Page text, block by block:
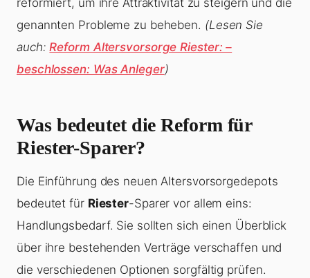
reformiert, um ihre Attraktivität zu steigern und die
genannten Probleme zu beheben. (Lesen Sie
auch:Reform Altersvorsorge Riester: –
beschlossen: Was Anleger)
Was bedeutet die Reform für
Riester-Sparer?
Die Einführung des neuen Altersvorsorgedepots
bedeutet für Riester-Sparer vor allem eins:
Handlungsbedarf. Sie sollten sich einen Überblick
über ihre bestehenden Verträge verschaffen und
die verschiedenen Optionen sorgfältig prüfen.